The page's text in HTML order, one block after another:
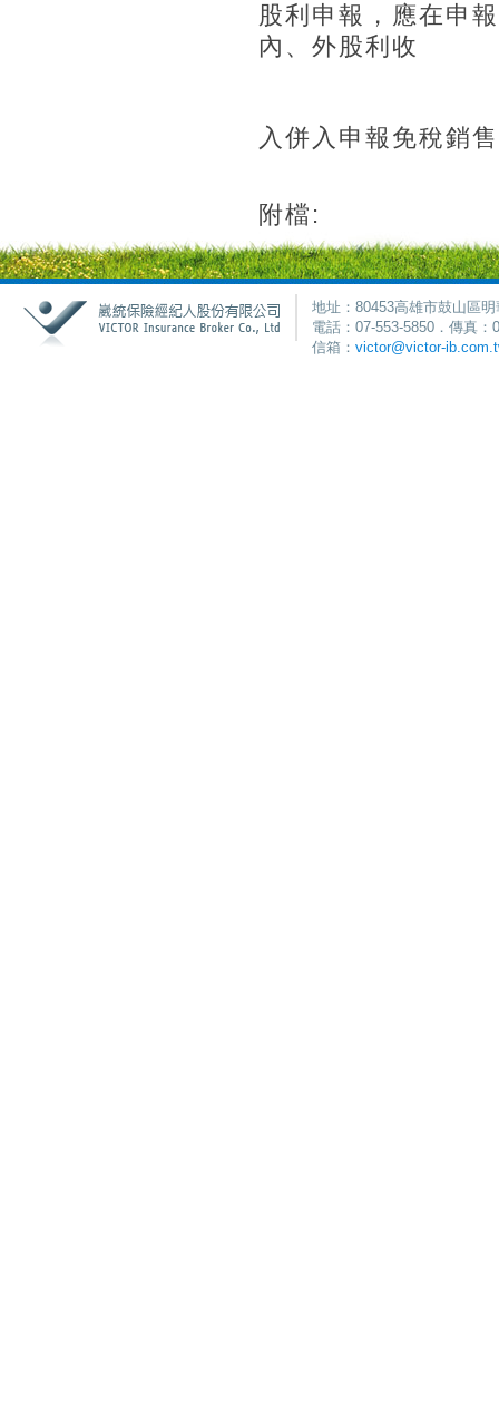
股利申報，應在申
內、外股利收
入併入申報免稅銷
附檔:
地址：80453高雄市鼓山區
電話：07-553-5850．傳真
信箱： victor@victor-